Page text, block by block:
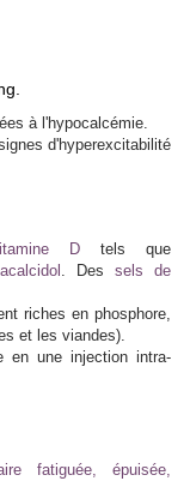
à l'hypocalcémie.
d'hyperexcitabilité
D tels que
. Dessels de
riches en phosphore,
et les viandes).
en une injection intra-
fatiguée, épuisée,